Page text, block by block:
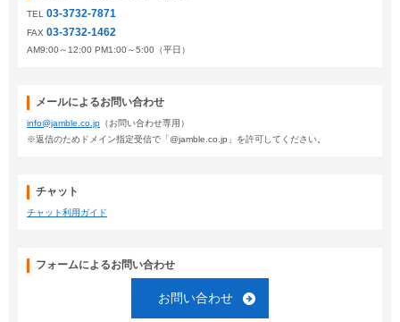
TEL 03-3732-7871
FAX 03-3732-1462
AM9:00～12:00 PM1:00～5:00（平日）
メールによるお問い合わせ
info@jamble.co.jp （お問い合わせ専用）
※返信のためドメイン指定受信で「@jamble.co.jp」を許可してください。
チャット
チャット利用ガイド
フォームによるお問い合わせ
お問い合わせ